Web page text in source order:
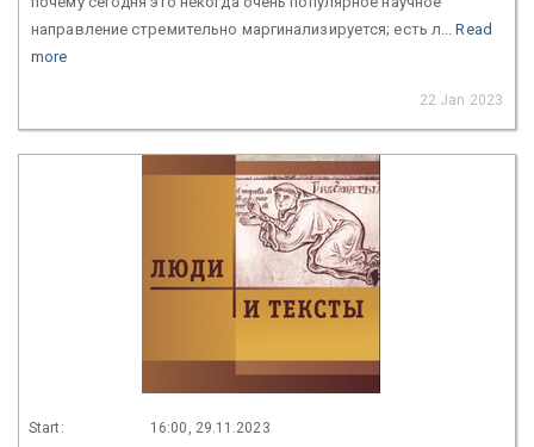
направление стремительно маргинализируется; есть л...Read
more
22 Jan 2023
Start: 16:00, 29.11.2023